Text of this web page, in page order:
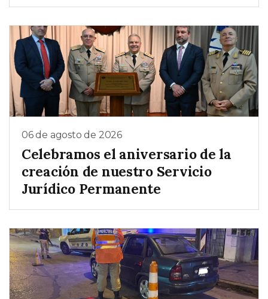
06 de agosto de 2026
Celebramos el aniversario de la
creación de nuestro Servicio
Jurídico Permanente